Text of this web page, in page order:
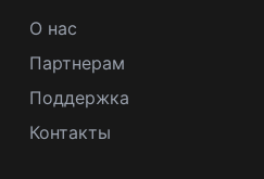
О нас
Партнерам
Поддержка
Контакты